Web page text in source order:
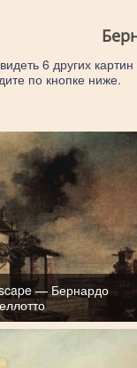
6 других
по кнопке ниже.
— Бернардо